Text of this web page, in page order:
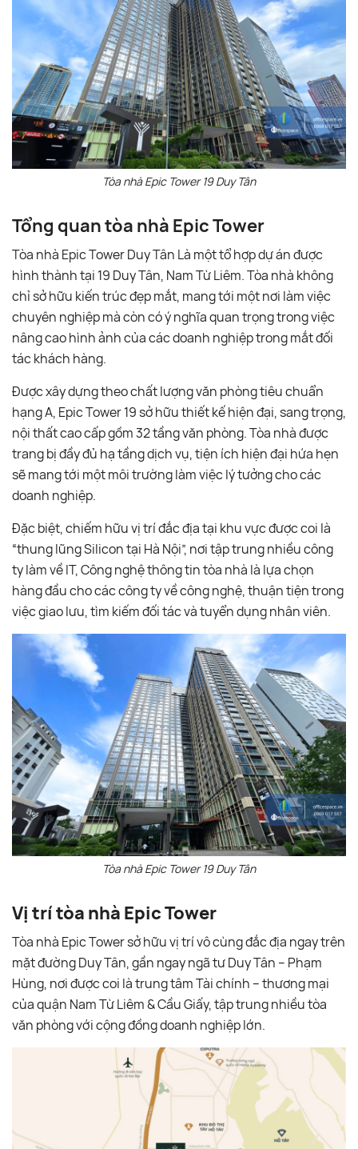
Tòa nhà Epic Tower 19 Duy Tân
Tổng quan tòa nhà Epic Tower
Tòa nhà Epic Tower Duy Tân Là một tổ hợp dự án được
hình thành tại 19 Duy Tân, Nam Từ Liêm. Tòa nhà không
chỉ sở hữu kiến trúc đẹp mắt, mang tới một nơi làm việc
chuyên nghiệp mà còn có ý nghĩa quan trọng trong việc
nâng cao hình ảnh của các doanh nghiệp trong mắt đối
tác khách hàng.
Được xây dựng theo chất lượng văn phòng tiêu chuẩn
hạng A, Epic Tower 19 sở hữu thiết kế hiện đại, sang trọng,
nội thất cao cấp gồm 32 tầng văn phòng. Tòa nhà được
trang bị đầy đủ hạ tầng dịch vụ, tiện ích hiện đại hứa hẹn
sẽ mang tới một môi trường làm việc lý tưởng cho các
doanh nghiệp.
Đặc biệt, chiếm hữu vị trí đắc địa tại khu vực được coi là
“thung lũng Silicon tại Hà Nội”, nơi tập trung nhiều công
ty làm về IT, Công nghệ thông tin tòa nhà là lựa chọn
hàng đầu cho các công ty về công nghệ, thuận tiện trong
việc giao lưu, tìm kiếm đối tác và tuyển dụng nhân viên.
Tòa nhà Epic Tower 19 Duy Tân
Vị trí tòa nhà Epic Tower
Tòa nhà Epic Tower sở hữu vị trí vô cùng đắc địa ngay trên
mặt đường Duy Tân, gần ngay ngã tư Duy Tân – Phạm
Hùng, nơi được coi là trung tâm Tài chính – thương mại
của quận Nam Từ Liêm & Cầu Giấy, tập trung nhiều tòa
văn phòng với cộng đồng doanh nghiệp lớn.